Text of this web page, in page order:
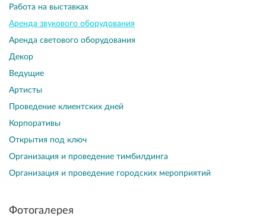
Работа на выставках
Аренда звукового оборудования
Аренда светового оборудования
Декор
Ведущие
Артисты
Проведение клиентских дней
Корпоративы
Открытия под ключ
Организация и проведение тимбилдинга
Организация и проведение городских мероприятий
Фотогалерея